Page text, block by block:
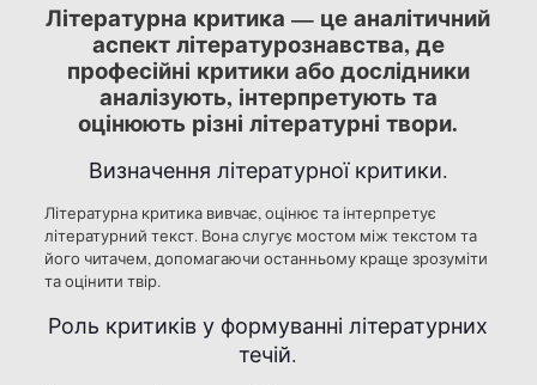
Літературна критика — це аналітичний
аспект літературознавства, де
професійні критики або дослідники
аналізують, інтерпретують та
оцінюють різні літературні твори.
Визначення літературної критики.
Літературна критика вивчає, оцінює та інтерпретує
літературний текст. Вона слугує мостом між текстом та
його читачем, допомагаючи останньому краще зрозуміти
та оцінити твір.
Роль критиків у формуванні літературних
течій.